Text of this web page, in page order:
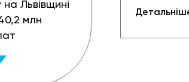
Львівщині
млн